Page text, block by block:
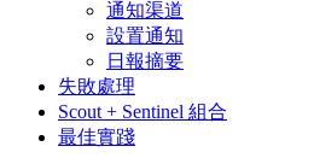
通知渠道
設置通知
日報摘要
失敗處理
Scout + Sentinel 組合
最佳實踐